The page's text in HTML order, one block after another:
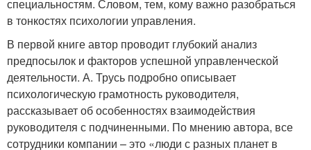
специальностям. Словом, тем, кому важно разобраться
в тонкостях психологии управления.
В первой книге автор проводит глубокий анализ
предпосылок и факторов успешной управленческой
деятельности. А. Трусь подробно описывает
психологическую грамотность руководителя,
рассказывает об особенностях взаимодействия
руководителя с подчиненными. По мнению автора, все
сотрудники компании – это «люди с разных планет в